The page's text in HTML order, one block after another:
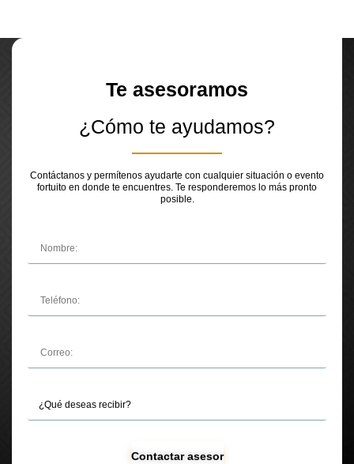
Te asesoramos
¿Cómo te ayudamos?
Contáctanos y permítenos ayudarte con cualquier situación o evento
fortuito en donde te encuentres. Te responderemos lo más pronto
posible.
Contactar asesor